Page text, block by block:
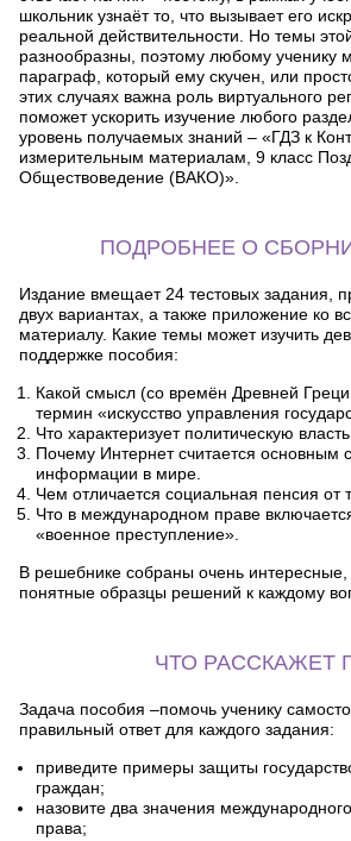
школьник узнаёт то, что вызывает его
реальной действительности. Но темы
разнообразны, поэтому любому ученику
параграф, который ему скучен, или
этих случаях важна роль виртуального
поможет ускорить изучение любого
уровень получаемых знаний – «ГДЗ к
измерительным материалам, 9 класс
Обществоведение (ВАКО)».
ПОДРОБНЕЕ О
Издание вмещает 24 тестовых задания,
двух вариантах, а также приложение ко
материалу. Какие темы может изучить
поддержке пособия:
Какой смысл (со времён Древней
термин «искусство управления
Что характеризует политическую
Почему Интернет считается основным
информации в мире.
Чем отличается социальная пенсия от
Что в международном праве
«военное преступление».
В решебнике собраны очень
понятные образцы решений к каждому
ЧТО РАССКАЖЕТ
Задача пособия –помочь ученику
правильный ответ для каждого задания:
приведите примеры защиты
граждан;
назовите два значения
права;